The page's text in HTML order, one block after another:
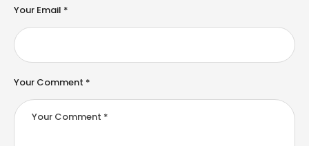
Your Comment *
Your Email *
e